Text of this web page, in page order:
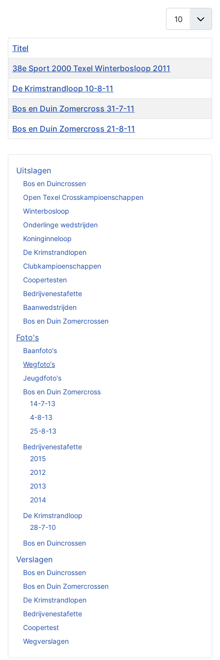
Titel
38e Sport 2000 Texel Winterbosloop 2011
De Krimstrandloop 10-8-11
Bos en Duin Zomercross 31-7-11
Bos en Duin Zomercross 21-8-11
Uitslagen
Bos en Duincrossen
Open Texel Crosskampioenschappen
Winterbosloop
Onderlinge wedstrijden
Koninginneloop
De Krimstrandlopen
Clubkampioenschappen
Coopertesten
Bedrijvenestafette
Baanwedstrijden
Bos en Duin Zomercrossen
Foto's
Baanfoto's
Wegfoto's
Jeugdfoto's
Bos en Duin Zomercross
14-7-13
4-8-13
25-8-13
Bedrijvenestafette
2015
2012
2013
2014
De Krimstrandloop
28-7-10
Bos en Duincrossen
Verslagen
Bos en Duincrossen
Bos en Duin Zomercrossen
De Krimstrandlopen
Bedrijvenestafette
Coopertest
Wegverslagen